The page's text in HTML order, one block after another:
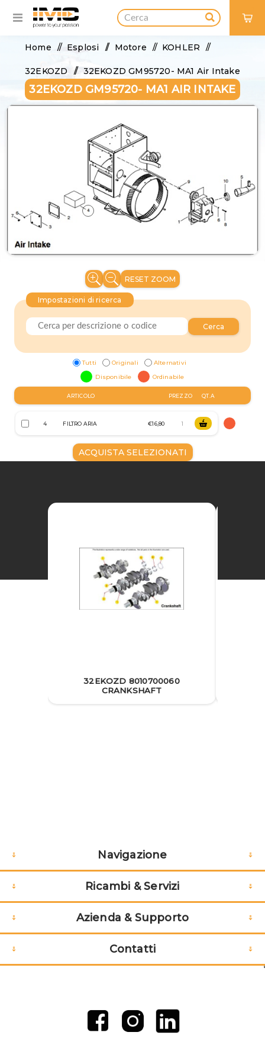
Home / Esplosi / Motore / KOHLER /
32EKOZD / 32EKOZD GM95720- MA1 Air Intake
32EKOZD GM95720- MA1 AIR INTAKE
RESET ZOOM
Cerca
Impostazioni di ricerca
Tutti Originali
Alternativi
Disponibile
Ordinabile
ARTICOLO PREZZO QT.A
4 FILTRO ARIA €16,80
ACQUISTA SELEZIONATI
32EKOZD 8010700060
CRANKSHAFT
Navigazione
Ricambi & Servizi
Azienda & Supporto
Contatti